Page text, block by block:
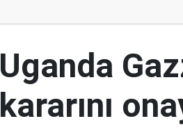
Uganda
kararını